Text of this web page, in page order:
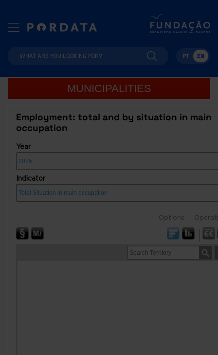
PT EN
MUNICIPALITIES
Employment: total and by situation in main
occupation
Year
Indicator
Options